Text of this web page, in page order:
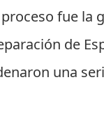
fue la
de
una